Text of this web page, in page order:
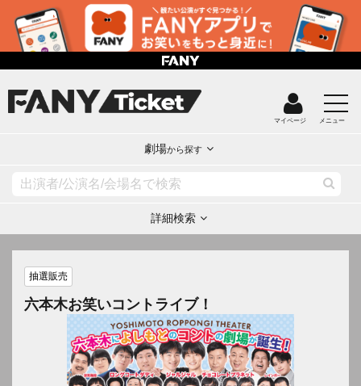
マイページ メニュー
劇場から探す
詳細検索
抽選販売
六本木お笑いコントライブ！